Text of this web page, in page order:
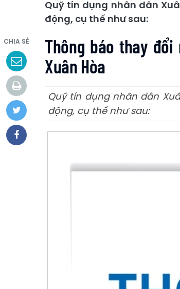
Quỹ tín dụng nhân dân
động, cụ thể như sau:
CHIA SẺ
Thông báo thay
Xuân Hòa
Quỹ tín dụng nhân dân
động, cụ thể như sau: